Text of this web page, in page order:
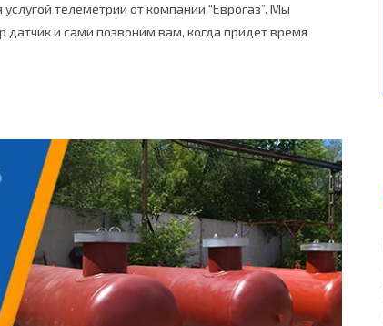
телеметрии от компании “Еврогаз”. Мы
датчик и сами позвоним вам, когда придет время